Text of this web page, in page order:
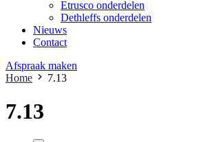
Etrusco onderdelen
Dethleffs onderdelen
Nieuws
Contact
Afspraak maken
Home
7.13
7.13